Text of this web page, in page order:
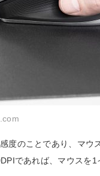
度のことであり、マウ
であれば、マウスを